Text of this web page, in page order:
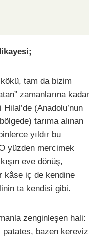
tam da bizim
zamanlarına kadar
(Anadolu’nun
tarıma alınan
yıldır bu
yüzden mercimek
eve dönüş,
kâse iç de kendine
ta kendisi gibi.
zenginleşen hali:
bazen kereviz